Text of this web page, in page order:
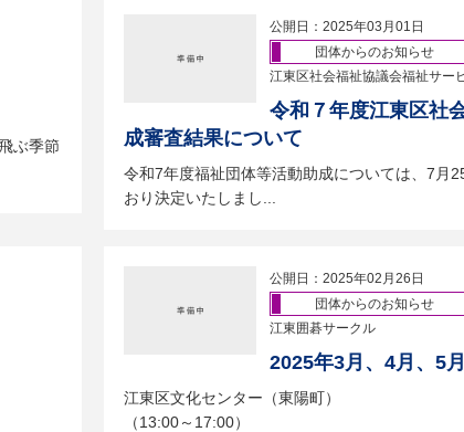
ぶ季節
公開日：2025年03月01日
団体からのお知らせ
江東区社会福祉協議会福祉サー
令和７年度江東区社
成審査結果について
令和7年度福祉団体等活動助成については、7月
おり決定いたしまし...
公開日：2025年02月26日
団体からのお知らせ
江東囲碁サークル
2025年3月、4月、5
江東区文化センター（東陽町）
（13:00～17:00）